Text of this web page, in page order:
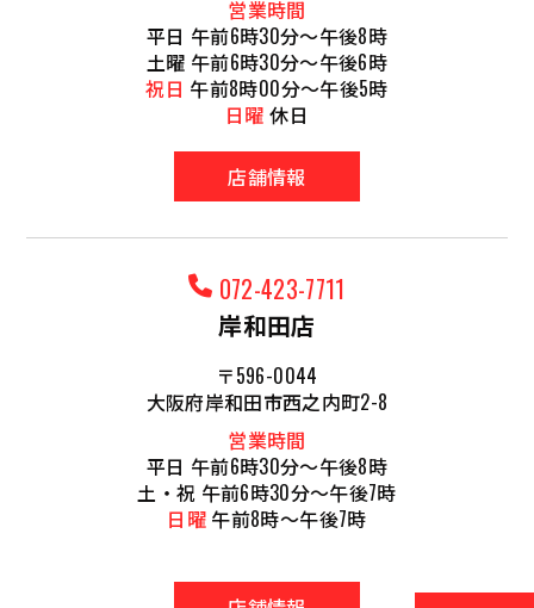
営業時間
平日 午前6時30分～午後8時
土曜 午前6時30分～午後6時
祝日 午前8時00分～午後5時
日曜 休日
店舗情報
072-423-7711
岸和田店
〒596-0044
大阪府岸和田市西之内町2-8
営業時間
平日 午前6時30分～午後8時
土・祝 午前6時30分～午後7時
日曜 午前8時～午後7時